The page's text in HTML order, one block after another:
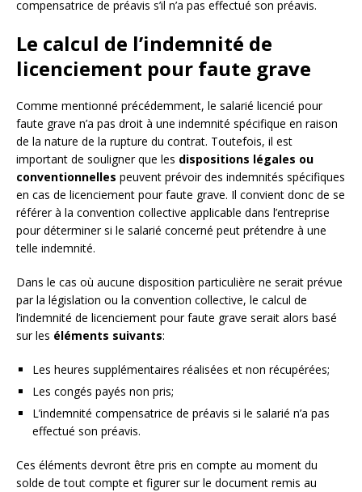
compensatrice de préavis s’il n’a pas effectué son préavis.
Le calcul de l’indemnité de
licenciement pour faute grave
Comme mentionné précédemment, le salarié licencié pour
faute grave n’a pas droit à une indemnité spécifique en raison
de la nature de la rupture du contrat. Toutefois, il est
important de souligner que les dispositions légales ou
conventionnelles peuvent prévoir des indemnités spécifiques
en cas de licenciement pour faute grave. Il convient donc de se
référer à la convention collective applicable dans l’entreprise
pour déterminer si le salarié concerné peut prétendre à une
telle indemnité.
Dans le cas où aucune disposition particulière ne serait prévue
par la législation ou la convention collective, le calcul de
l’indemnité de licenciement pour faute grave serait alors basé
sur les éléments suivants:
Les heures supplémentaires réalisées et non récupérées;
Les congés payés non pris;
L’indemnité compensatrice de préavis si le salarié n’a pas
effectué son préavis.
Ces éléments devront être pris en compte au moment du
solde de tout compte et figurer sur le document remis au